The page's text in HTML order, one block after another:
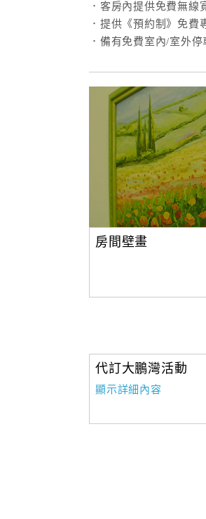
．客房內提供免費無線
．提供《預約制》免費
．備有免費室內/室外
房間壁畫
代訂大鵬灣活動
顯示詳細內容